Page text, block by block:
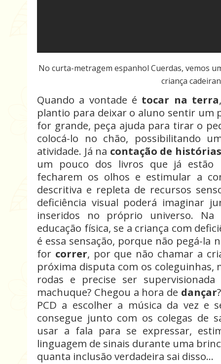
No curta-metragem espanhol Cuerdas, vemos
criança
Quando a vontade é tocar na terra
plantio para deixar o aluno sentir um
for grande, peça ajuda para tirar o
colocá-lo no chão, possibilitando
atividade. Já na contação de histórias
um pouco dos livros que já estão
fecharem os olhos e estimular a
descritiva e repleta de recursos
deficiência visual poderá imaginar
inseridos no próprio universo.
educação física, se a criança com
é essa sensação, porque não pegá-la
for correr, por que não chamar a
próxima disputa com os coleguinhas,
rodas e precise ser
machuque? Chegou a hora de dançar
PCD a escolher a música da vez e
consegue junto com os colegas de
usar a fala para se expressar,
linguagem de sinais durante uma
quanta inclusão verdadeira sai disso...